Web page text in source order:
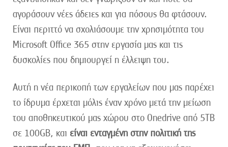
αγοράσουν νέες άδειες και για πόσους θα φτάσουν.
Είναι περιττό να σχολιάσουμε την χρησιμότητα του
Microsoft Office 365 στην εργασία μας και τις
δυσκολίες που δημιουργεί η έλλειψη του.
Αυτή η νέα περικοπή των εργαλείων που μας παρέχει
το ίδρυμα έρχεται μόλις έναν χρόνο μετά την μείωση
του αποθηκευτικού μας χώρου στο Onedrive από 5ΤΒ
σε 100GB, και είναι ενταγμένη στην πολιτική της